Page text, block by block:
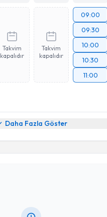
Takvim
kapalıdır
Takvim
kapalıdır
09:00
09:30
10:00
10:30
11:00
Daha Fazla Göster